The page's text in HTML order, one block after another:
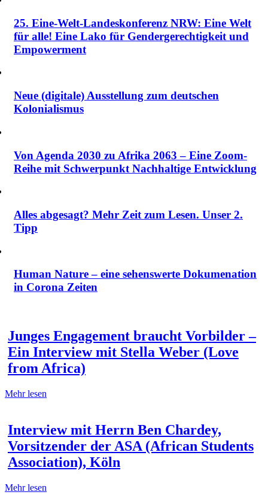
25. Eine-Welt-Landeskonferenz NRW: Eine Welt
für alle! Eine Lako für Gendergerechtigkeit und
Empowerment
Neue (digitale) Ausstellung zum deutschen
Kolonialismus
Von Agenda 2030 zu Afrika 2063 – Eine Zoom-
Reihe mit Schwerpunkt Nachhaltige Entwicklung
Alles abgesagt? Mehr Zeit zum Lesen. Unser 2.
Tipp
Human Nature – eine sehenswerte Dokumenation
in Corona Zeiten
Junges Engagement braucht Vorbilder –
Ein Interview mit Stella Weber (Love
from Africa)
Mehr lesen
Interview mit Herrn Ben Chardey,
Vorsitzender der ASA (African Students
Association), Köln
Mehr lesen